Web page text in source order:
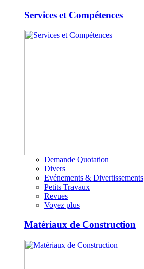
Services et Compétences
Demande Quotation
Divers
Evénements & Divertissements
Petits Travaux
Revues
Voyez plus
Matériaux de Construction